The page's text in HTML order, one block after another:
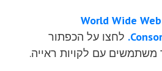
אתרנו עומד בתקן World Wide Web
לחצו על הכפתור
עם לקויות ראייה.